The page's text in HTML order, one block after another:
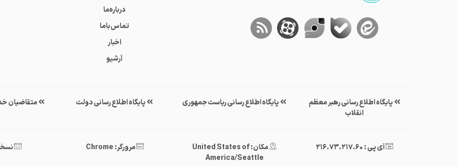
درباره‌ما
تماس‌باما
اخبار
آرشیو
پایگاه اطلاع رسانی رهبر معظم
انقلاب
پایگاه اطلاع رسانی ریاست جمهوری پایگاه اطلاع رسانی دولت متقاضیان
آی پی : 216.73.217.60
مکان: United States of
America/Seattle
مرورگر: Chrome نسخه :